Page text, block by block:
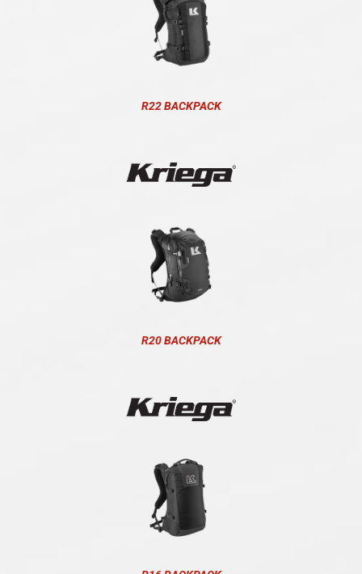
R22 BACKPACK
R20 BACKPACK